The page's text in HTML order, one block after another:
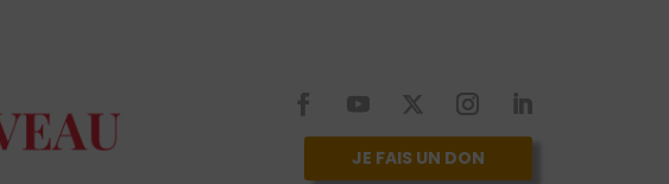
JE FAIS UN DON